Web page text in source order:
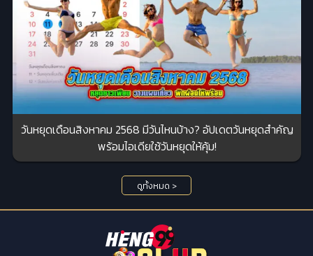
วันหยุดเดือนสิงหาคม 2568 มีวันไหนบ้าง? อัปเดตวันหยุดสำคัญ
พร้อมไอเดียใช้วันหยุดให้คุ้ม!
ดูทั้งหมด >